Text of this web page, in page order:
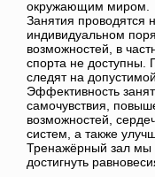
окружающим миром.
Занятия проводятся
индивидуальном
возможностей, в
спорта не доступны.
следят на
Эффективность
самочувствия,
возможностей,
систем, а также
Тренажёрный зал мы
достигнуть